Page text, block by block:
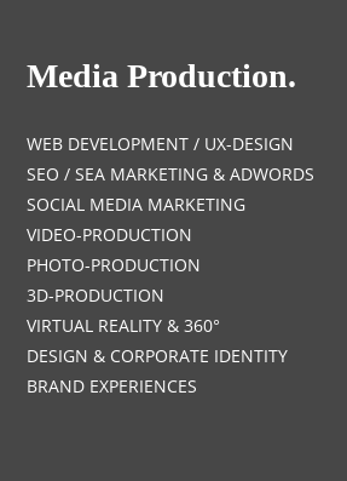
Media Production.
WEB DEVELOPMENT / UX-DESIGN
SEO / SEA MARKETING & ADWORDS
SOCIAL MEDIA MARKETING
VIDEO-PRODUCTION
PHOTO-PRODUCTION
3D-PRODUCTION
VIRTUAL REALITY & 360°
DESIGN & CORPORATE IDENTITY
BRAND EXPERIENCES